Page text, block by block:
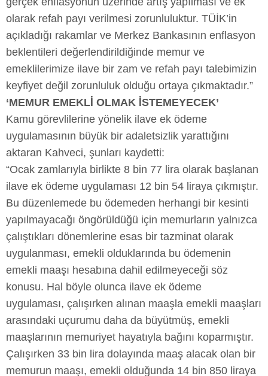
olarak refah payı verilmesi zorunluluktur. TÜİK’in
açıkladığı rakamlar ve Merkez Bankasının enflasyon
beklentileri değerlendirildiğinde memur ve
emeklilerimize ilave bir zam ve refah payı talebimizin
keyfiyet değil zorunluluk olduğu ortaya çıkmaktadır.”
‘MEMUR EMEKLİ OLMAK İSTEMEYECEK’
Kamu görevlilerine yönelik ilave ek ödeme
uygulamasının büyük bir adaletsizlik yarattığını
aktaran Kahveci, şunları kaydetti:
“Ocak zamlarıyla birlikte 8 bin 77 lira olarak başlanan
ilave ek ödeme uygulaması 12 bin 54 liraya çıkmıştır.
Bu düzenlemede bu ödemeden herhangi bir kesinti
yapılmayacağı öngörüldüğü için memurların yalnızca
çalıştıkları dönemlerine esas bir tazminat olarak
uygulanması, emekli olduklarında bu ödemenin
emekli maaşı hesabına dahil edilmeyeceği söz
konusu. Hal böyle olunca ilave ek ödeme
uygulaması, çalışırken alınan maaşla emekli maaşları
arasındaki uçurumu daha da büyütmüş, emekli
maaşlarının memuriyet hayatıyla bağını koparmıştır.
Çalışırken 33 bin lira dolayında maaş alacak olan bir
memurun maaşı, emekli olduğunda 14 bin 850 liraya